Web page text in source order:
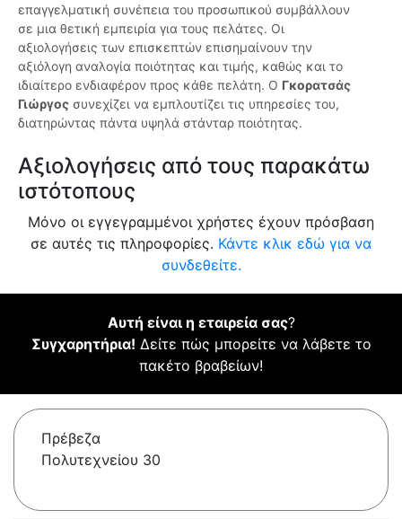
επαγγελματική συνέπεια του προσωπικού συμβάλλουν
σε μια θετική εμπειρία για τους πελάτες. Οι
αξιολογήσεις των επισκεπτών επισημαίνουν την
αξιόλογη αναλογία ποιότητας και τιμής, καθώς και το
ιδιαίτερο ενδιαφέρον προς κάθε πελάτη. Ο Γκορατσάς
Γιώργος συνεχίζει να εμπλουτίζει τις υπηρεσίες του,
διατηρώντας πάντα υψηλά στάνταρ ποιότητας.
Αξιολογήσεις από τους παρακάτω
ιστότοπους
Μόνο οι εγγεγραμμένοι χρήστες έχουν πρόσβαση
σε αυτές τις πληροφορίες. Κάντε κλικ εδώ για να
συνδεθείτε.
Αυτή είναι η εταιρεία σας?
Συγχαρητήρια! Δείτε πώς μπορείτε να λάβετε το
πακέτο βραβείων!
Πρέβεζα
Πολυτεχνείου 30